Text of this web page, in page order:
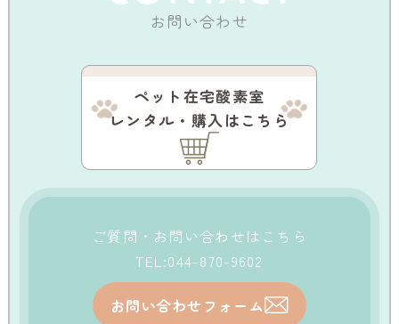
お問い合わせ
ペット在宅酸素室
レンタル・購入はこちら
ご質問・お問い合わせはこちら
TEL:044-870-9602
お問い合わせフォーム